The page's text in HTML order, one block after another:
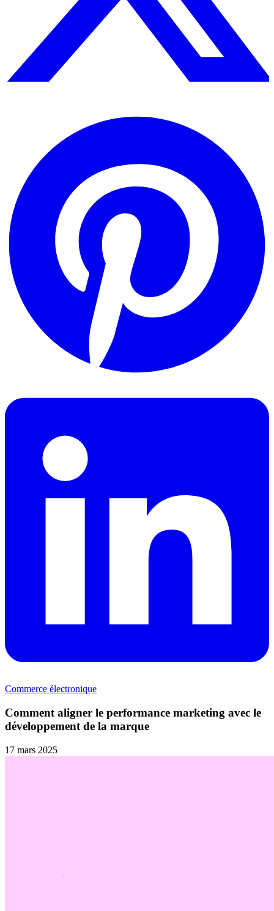
Commerce électronique
Comment aligner le performance marketing avec le
développement de la marque
17 mars 2025